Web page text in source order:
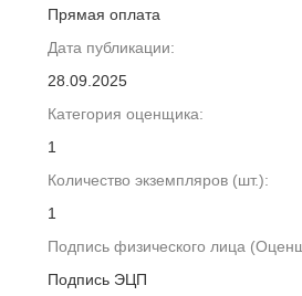
Прямая оплата
Дата публикации:
28.09.2025
Категория оценщика:
1
Количество экземпляров (шт.):
1
Подпись физического лица
Подпись ЭЦП